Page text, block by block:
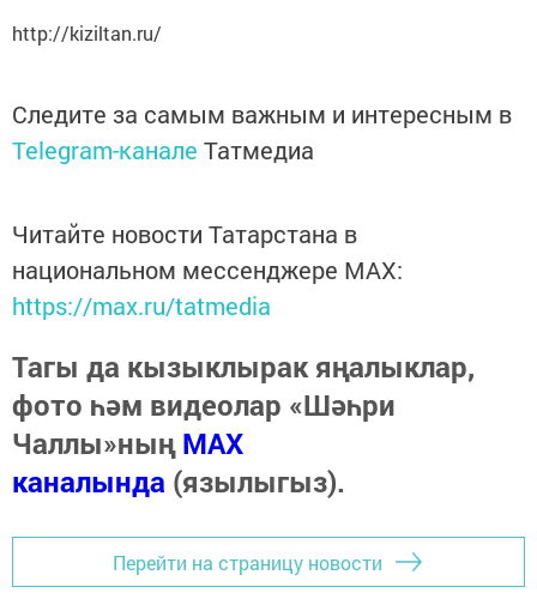
http://kiziltan.ru/
Следите за самым важным и интересным в
Telegram-канале Татмедиа
Читайте новости Татарстана в
национальном мессенджере MАХ:
https://max.ru/tatmedia
Тагы да кызыклырак яңалыклар,
фото һәм видеолар «Шәһри
Чаллы»ныңMAX
каналында (язылыгыз).
Перейти на страницу новости